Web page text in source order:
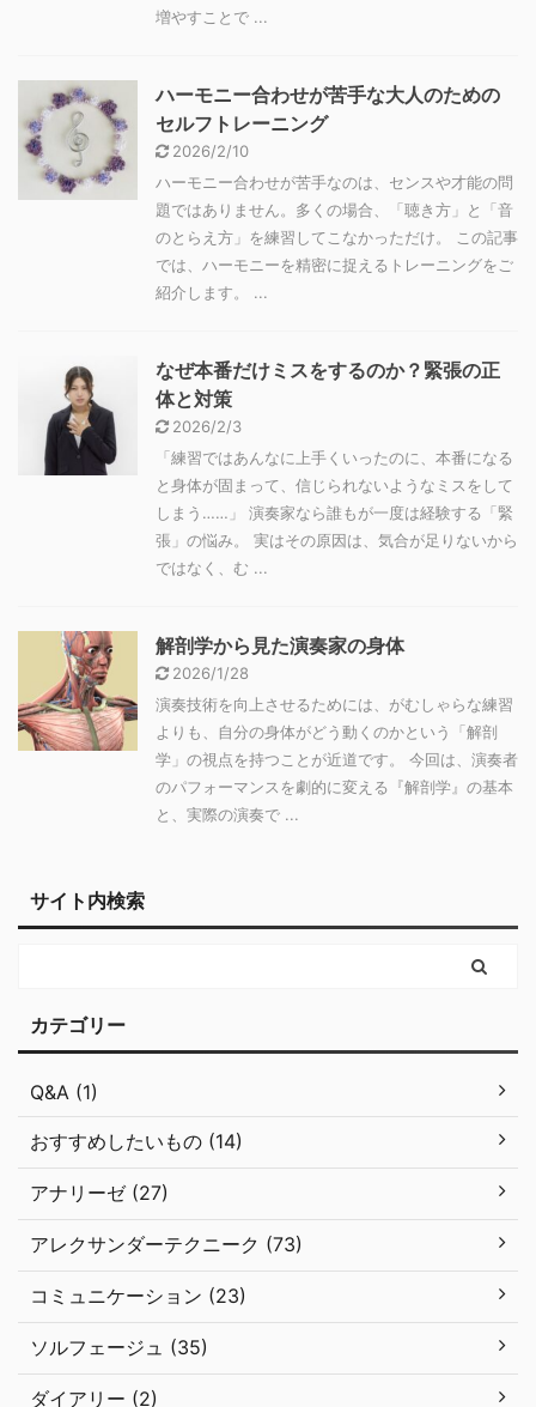
増やすことで ...
ハーモニー合わせが苦手な大人のための
セルフトレーニング
2026/2/10
ハーモニー合わせが苦手なのは、センスや才能の問
題ではありません。多くの場合、「聴き方」と「音
のとらえ方」を練習してこなかっただけ。 この記事
では、ハーモニーを精密に捉えるトレーニングをご
紹介します。 ...
なぜ本番だけミスをするのか？緊張の正
体と対策
2026/2/3
「練習ではあんなに上手くいったのに、本番になる
と身体が固まって、信じられないようなミスをして
しまう……」 演奏家なら誰もが一度は経験する「緊
張」の悩み。 実はその原因は、気合が足りないから
ではなく、む ...
解剖学から見た演奏家の身体
2026/1/28
演奏技術を向上させるためには、がむしゃらな練習
よりも、自分の身体がどう動くのかという「解剖
学」の視点を持つことが近道です。 今回は、演奏者
のパフォーマンスを劇的に変える『解剖学』の基本
と、実際の演奏で ...
サイト内検索
カテゴリー
Q&A (1)
おすすめしたいもの (14)
アナリーゼ (27)
アレクサンダーテクニーク (73)
コミュニケーション (23)
ソルフェージュ (35)
ダイアリー (2)